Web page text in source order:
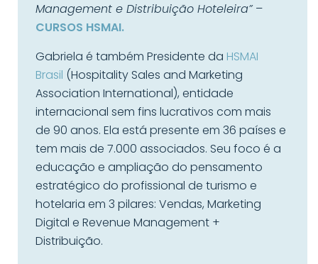
Management e Distribuição Hoteleira”–
CURSOS HSMAI.
Gabriela é também Presidente da HSMAI
Brasil (Hospitality Sales and Marketing
Association International), entidade
internacional sem fins lucrativos com mais
de 90 anos. Ela está presente em 36 países e
tem mais de 7.000 associados. Seu foco é a
educação e ampliação do pensamento
estratégico do profissional de turismo e
hotelaria em 3 pilares: Vendas, Marketing
Digital e Revenue Management +
Distribuição.